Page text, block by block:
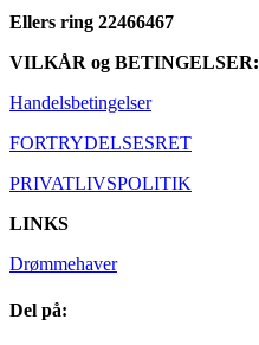
Ellers ring 22466467
VILKÅR og BETINGELSER:
Handelsbetingelser
FORTRYDELSESRET
PRIVATLIVSPOLITIK
LINKS
Drømmehaver
Del på: